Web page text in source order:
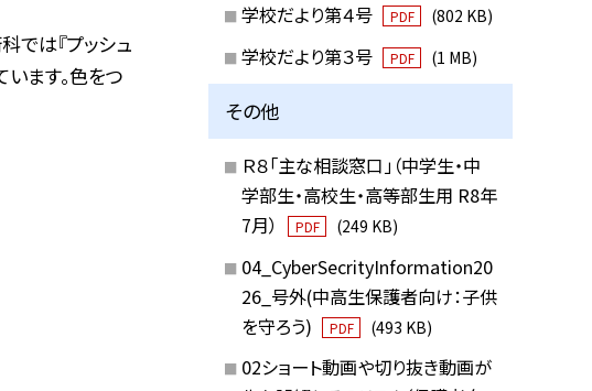
では『プッシュ
います。色をつ
学校だより第４号 PDF (802 KB)
学校だより第３号 PDF (1 MB)
その他
Ｒ８「主な相談窓口」（中学生・中
学部生・高校生・高等部生用 R8年
7月）
PDF (249 KB)
04_CyberSecrityInformation20
26_号外(中高生保護者向け：子供
を守ろう)
PDF (493 KB)
02ショート動画や切り抜き動画が